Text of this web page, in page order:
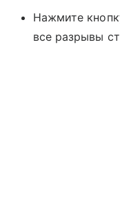
Нажмите
все разрывы